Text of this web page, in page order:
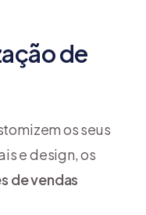
de
os seus
e design, os
de vendas